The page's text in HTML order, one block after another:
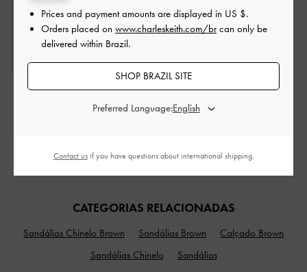
Carteira com zíper
superior com painéis
US$29.00
CATEGORIAS RELACIONADAS
Sandálias Chinelo Brown Sandálias Brown
Calçado Brown
Sandálias Chinelo
Sandálias
Prices and payment amounts are displayed in US $.
Orders placed on www.charleskeith.com/brcan only be
delivered within Brazil.
SHOP BRAZIL SITE
Preferred Language:
Contact usif you have questions about international shipping.